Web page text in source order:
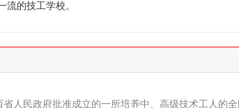
流的技工学校。
人民政府批准成立的一所培养中、高级技术工人的